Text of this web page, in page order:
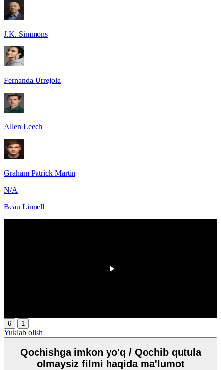
J.K. Simmons
Fernanda Urrejola
Allen Leech
Graham Patrick Martin
N/A
Beau Linnell
6 1
Yuklab olish
Qochishga imkon yo'q / Qochib qutula
olmaysiz filmi haqida ma'lumot